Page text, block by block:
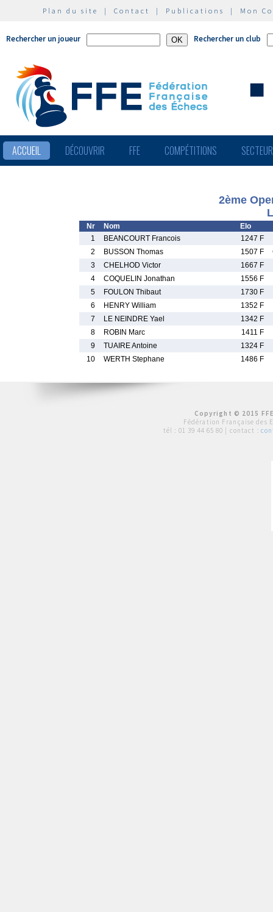
Plan du site | Contact | Publications | Mon
Rechercher un joueur Rechercher un club
ACCUEIL DÉCOUVRIR FFE COMPÉTITIONS
2ème
Nr Nom
Elo
1
BEANCOURT Francois 1247 F
2
BUSSON Thomas 1507 F
3
CHELHOD Victor 1667 F
4
COQUELIN Jonathan 1556 F
5
FOULON Thibaut 1730 F
6
HENRY William 1352 F
7
LE NEINDRE Yael
1342 F
8
ROBIN Marc
1411 F
9
TUAIRE Antoine 1324 F
10
WERTH Stephane 1486 F
Copyright © 2015
Fédération Française des
tél : 01 39 44 65 80 | contact :